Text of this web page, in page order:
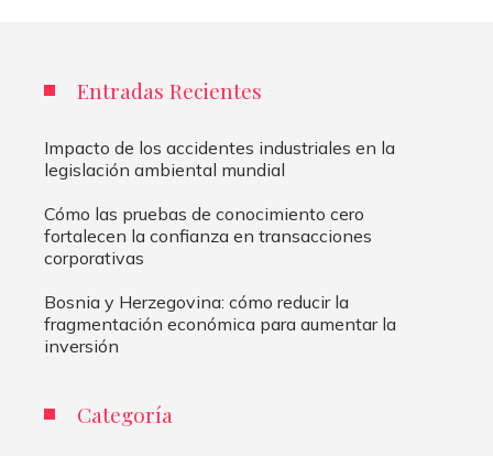
Entradas Recientes
Impacto de los accidentes industriales en la
legislación ambiental mundial
Cómo las pruebas de conocimiento cero
fortalecen la confianza en transacciones
corporativas
Bosnia y Herzegovina: cómo reducir la
fragmentación económica para aumentar la
inversión
Categoría